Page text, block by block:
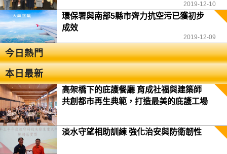
2019-12-10
環保署與南部5縣市齊力抗空污已獲初步
成效
2019-12-09
今日熱門
本日最新
高架橋下的庇護餐廳 育成社福與建築師
共創都市再生典範，打造最美的庇護工場
淡水守望相助訓練 強化治安與防衛韌性